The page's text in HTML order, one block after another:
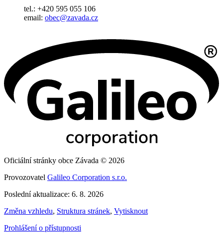
tel.: +420 595 055 106
email: obec@zavada.cz
Oficiální stránky obce Závada © 2026
Provozovatel Galileo Corporation s.r.o.
Poslední aktualizace: 6. 8. 2026
Změna vzhledu, Struktura stránek, Vytisknout
Prohlášení o přístupnosti